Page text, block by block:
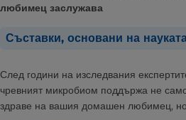
любимец заслужава
Съставки, основани на
След години на изследвания
чревният микробиом поддържа не
здраве на вашия домашен любимец,